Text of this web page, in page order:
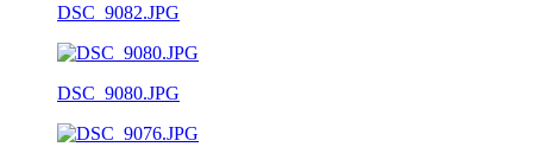
DSC_9082.JPG
DSC_9080.JPG